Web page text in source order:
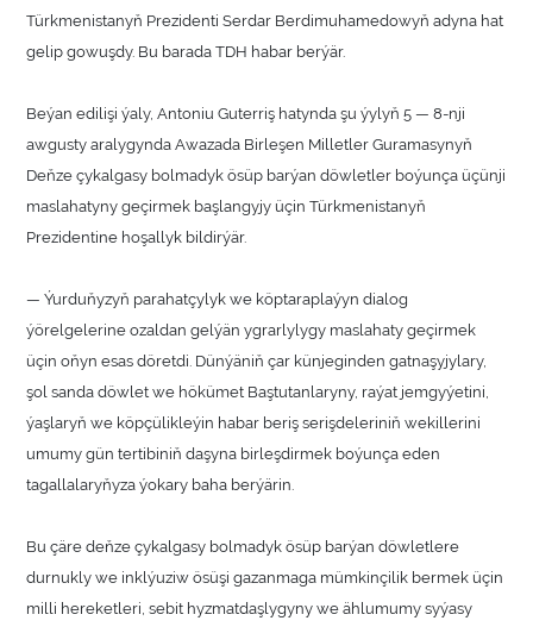
Türkmenistanyň Prezidenti Serdar Berdimuhamedowyň adyna hat
gelip gowuşdy. Bu barada TDH habar berýär.
Beýan edilişi ýaly, Antoniu Guterriş hatynda şu ýylyň 5 — 8-nji
awgusty aralygynda Awazada Birleşen Milletler Guramasynyň
Deňze çykalgasy bolmadyk ösüp barýan döwletler boýunça üçünji
maslahatyny geçirmek başlangyjy üçin Türkmenistanyň
Prezidentine hoşallyk bildirýär.
— Ýurduňyzyň parahatçylyk we köptaraplaýyn dialog
ýörelgelerine ozaldan gelýän ygrarlylygy maslahaty geçirmek
üçin oňyn esas döretdi. Dünýäniň çar künjeginden gatnaşyjylary,
şol sanda döwlet we hökümet Baştutanlaryny, raýat jemgyýetini,
ýaşlaryň we köpçülikleýin habar beriş serişdeleriniň wekillerini
umumy gün tertibiniň daşyna birleşdirmek boýunça eden
tagallalaryňyza ýokary baha berýärin.
Bu çäre deňze çykalgasy bolmadyk ösüp barýan döwletlere
durnukly we inklýuziw ösüşi gazanmaga mümkinçilik bermek üçin
milli hereketleri, sebit hyzmatdaşlygyny we ählumumy syýasy